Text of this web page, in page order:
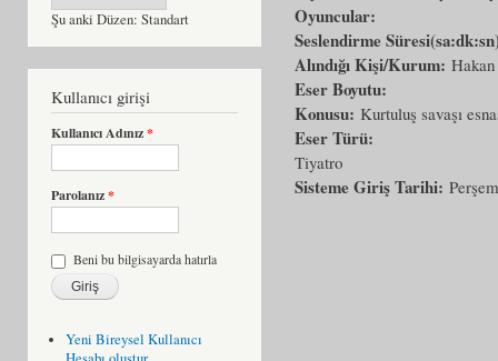
Şu anki Düzen: Standart
Kullanıcı girişi
Kullanıcı Adınız*
Parolanız*
Beni bu bilgisayarda hatırla
Yeni Bireysel Kullanıcı
Oyuncular:
Seslendirme
Alındığı Kişi/Kurum:
Eser Boyutu:
Konusu: Kurtuluş savaşı
Eser Türü:
Tiyatro
Sisteme Giriş Tarihi: